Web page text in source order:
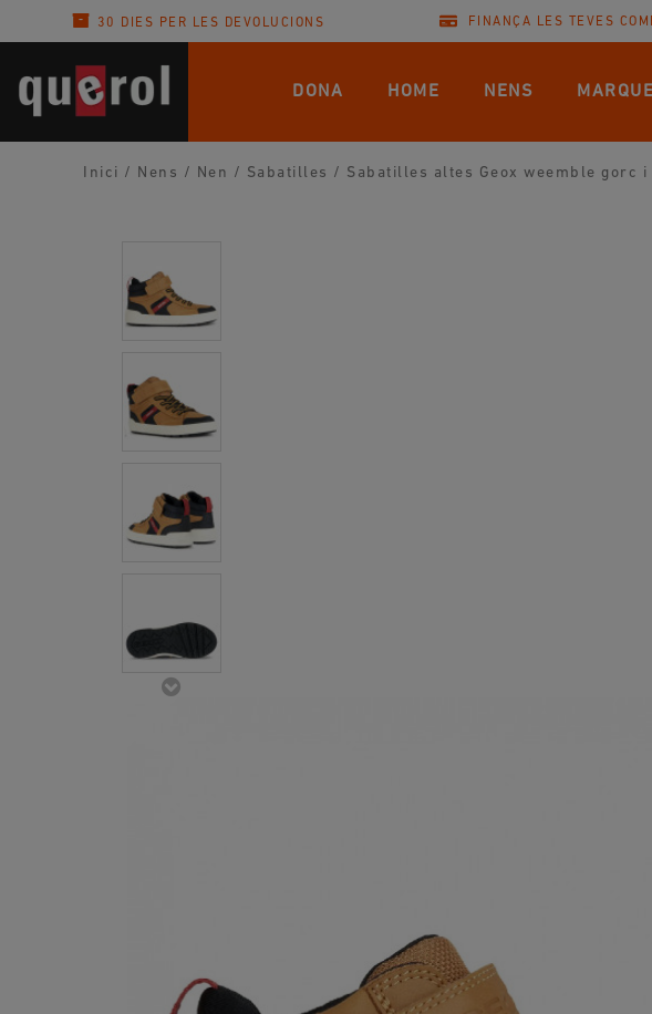
30 DIES PER LES DEVOLUCIONS FINANÇA LES TEVES
DONA HOME NENS
Inici / Nens / Nen / Sabatilles / Sabatilles altes Geox weemble gorc